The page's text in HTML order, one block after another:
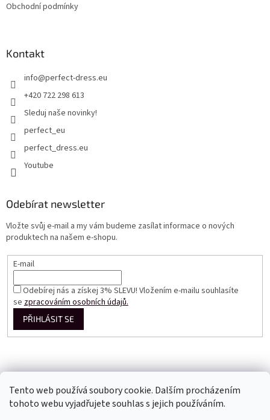
Tento web používá soubory cookie. Dalším procházením
tohoto webu vyjadřujete souhlas s jejich používáním.
Obchodní podmínky
Kontakt
info@perfect-dress.eu
+420 722 298 613
Sleduj naše novinky!
perfect_eu
perfect_dress.eu
Youtube
Odebírat newsletter
Vložte svůj e-mail a my vám budeme zasílat informace o nových
produktech na našem e-shopu.
E-mail
Odebírej nás a získej 3% SLEVU! Vložením e-mailu souhlasíte
sezpracováním osobních údajů.
PŘIHLÁSIT SE